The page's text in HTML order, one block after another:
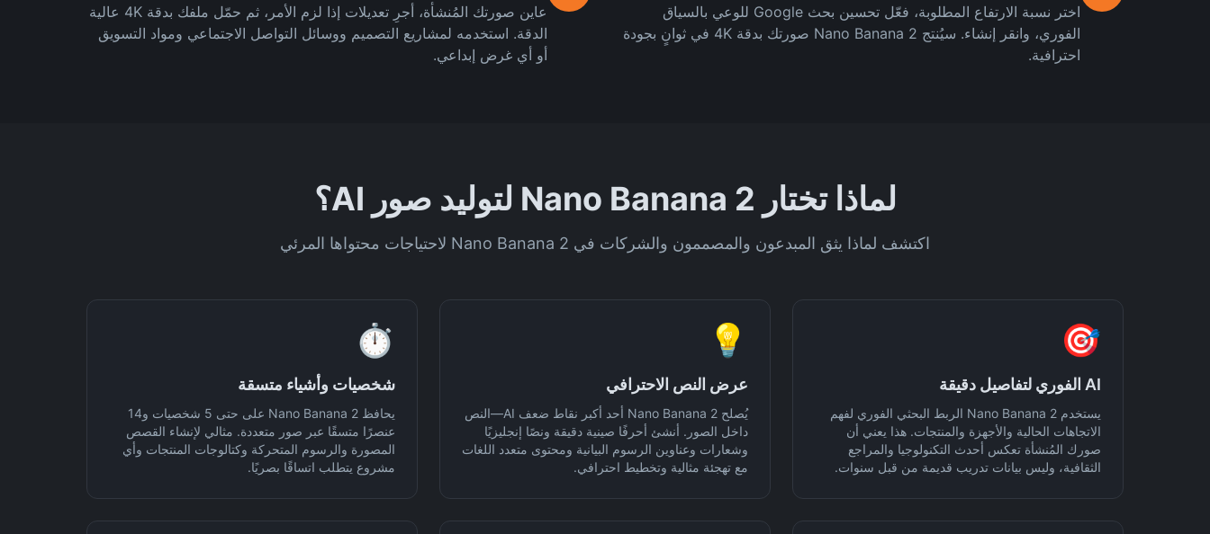
اختر نسبة الارتفاع المطلوبة، فعّل تحسين بحث Google للوعي بالسياق
الفوري، وانقر إنشاء. سيُنتج Nano Banana 2 صورتك بدقة 4K في ثوانٍ بجودة
احترافية.
عاين صورتك المُنشأة، أجرِ تعديلات إذا لزم الأمر، ثم حمّل ملفك بدقة 4K عالية
الدقة. استخدمه لمشاريع التصميم ووسائل التواصل الاجتماعي ومواد التسويق
أو أي غرض إبداعي.
لماذا تختار Nano Banana 2 لتوليد صور AI؟
اكتشف لماذا يثق المبدعون والمصممون والشركات في Nano Banana 2 لاحتياجات محتواها المرئي
🎯
AI الفوري لتفاصيل دقيقة
يستخدم Nano Banana 2 الربط البحثي الفوري لفهم
الاتجاهات الحالية والأجهزة والمنتجات. هذا يعني أن
صورك المُنشأة تعكس أحدث التكنولوجيا والمراجع
الثقافية، وليس بيانات تدريب قديمة من قبل سنوات.
💡
عرض النص الاحترافي
يُصلح Nano Banana 2 أحد أكبر نقاط ضعف AI—النص
داخل الصور. أنشئ أحرفًا صينية دقيقة ونصًا إنجليزيًا
وشعارات وعناوين الرسوم البيانية ومحتوى متعدد اللغات
مع تهجئة مثالية وتخطيط احترافي.
⏱️
شخصيات وأشياء متسقة
يحافظ Nano Banana 2 على حتى 5 شخصيات و14
عنصرًا متسقًا عبر صور متعددة. مثالي لإنشاء القصص
المصورة والرسوم المتحركة وكتالوجات المنتجات وأي
مشروع يتطلب اتساقًا بصريًا.